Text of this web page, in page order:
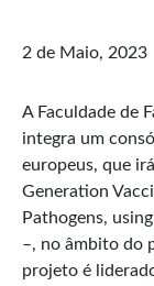
2 de Maio, 2023
A Faculdade de
integra um
europeus, que
Generation
Pathogens,
–, no âmbito do
projeto é